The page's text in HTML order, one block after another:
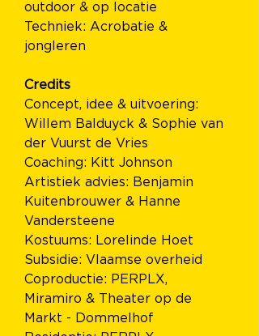
outdoor & op locatie
Techniek: Acrobatie &
jongleren
Credits
Concept, idee & uitvoering:
Willem Balduyck & Sophie van
der Vuurst de Vries
Coaching: Kitt Johnson
Artistiek advies: Benjamin
Kuitenbrouwer & Hanne
Vandersteene
Kostuums: Lorelinde Hoet
Subsidie: Vlaamse overheid
Coproductie: PERPLX,
Miramiro & Theater op de
Markt - Dommelhof